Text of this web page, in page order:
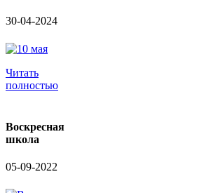
30-04-2024
Читать
полностью
Воскресная
школа
05-09-2022